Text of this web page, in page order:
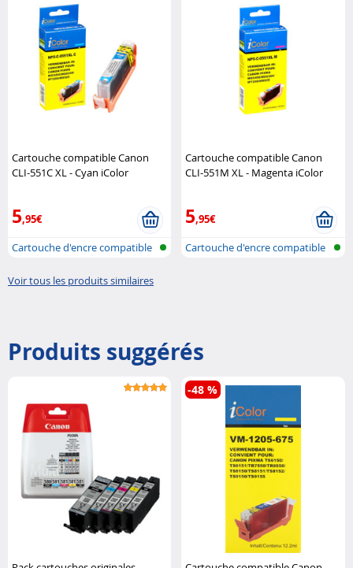
Cartouche compatible Canon
CLI-551C XL - Cyan iColor
5,95€
Cartouche d'encre compatible
Cartouche compatible Canon
CLI-551M XL - Magenta iColor
5,95€
Cartouche d'encre compatible
Voir tous les produits similaires
Produits suggérés
-48 %